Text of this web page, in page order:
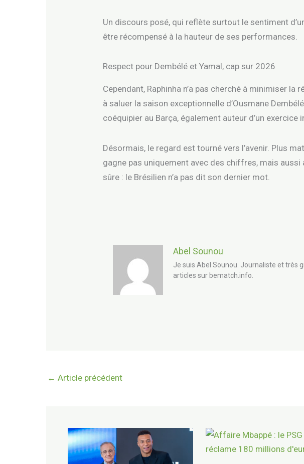
Un discours posé, qui reflète surtout le sentiment
être récompensé à la hauteur de ses performances.
Respect pour Dembélé et Yamal, cap sur 2026
Cependant, Raphinha n’a pas cherché à minimiser
à saluer la saison exceptionnelle d’Ousmane
coéquipier au Barça, également auteur d’un exercice
Désormais, le regard est tourné vers l’avenir. Plus
gagne pas uniquement avec des chiffres, mais
sûre : le Brésilien n’a pas dit son dernier mot.
Abel Sounou
Je suis Abel Sounou. Journaliste et très
articles sur bematch.info.
← Article précédent